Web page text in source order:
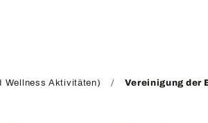
Wellness Aktivitäten) Vereinigung der